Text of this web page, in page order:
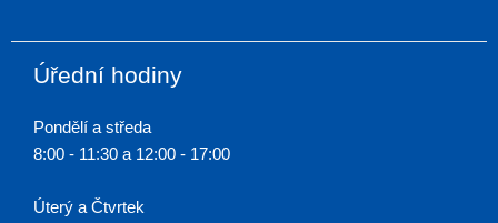
Úřední hodiny
Pondělí a středa
8:00 - 11:30 a 12:00 - 17:00
Úterý a Čtvrtek